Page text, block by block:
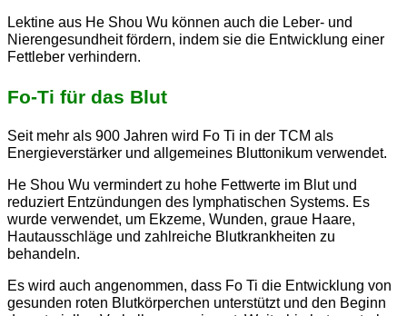
Lektine aus He Shou Wu können auch die Leber- und
Nierengesundheit fördern, indem sie die Entwicklung einer
Fettleber verhindern.
Fo-Ti für das Blut
Seit mehr als 900 Jahren wird Fo Ti in der TCM als
Energieverstärker und allgemeines Bluttonikum verwendet.
He Shou Wu vermindert zu hohe Fettwerte im Blut und
reduziert Entzündungen des lymphatischen Systems. Es
wurde verwendet, um Ekzeme, Wunden, graue Haare,
Hautausschläge und zahlreiche Blutkrankheiten zu
behandeln.
Es wird auch angenommen, dass Fo Ti die Entwicklung von
gesunden roten Blutkörperchen unterstützt und den Beginn